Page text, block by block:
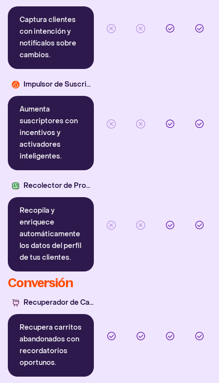
Captura clientes
con intención y
notifícalos sobre
cambios.
Impulsor de Suscriptores
Aumenta
suscriptores con
incentivos y
activadores
inteligentes.
Recolector de Propiedades
Recopila y
enriquece
automáticamente
los datos del perfil
de tus clientes.
Conversión
Recuperador de Carritos
Recupera carritos
abandonados con
recordatorios
oportunos.